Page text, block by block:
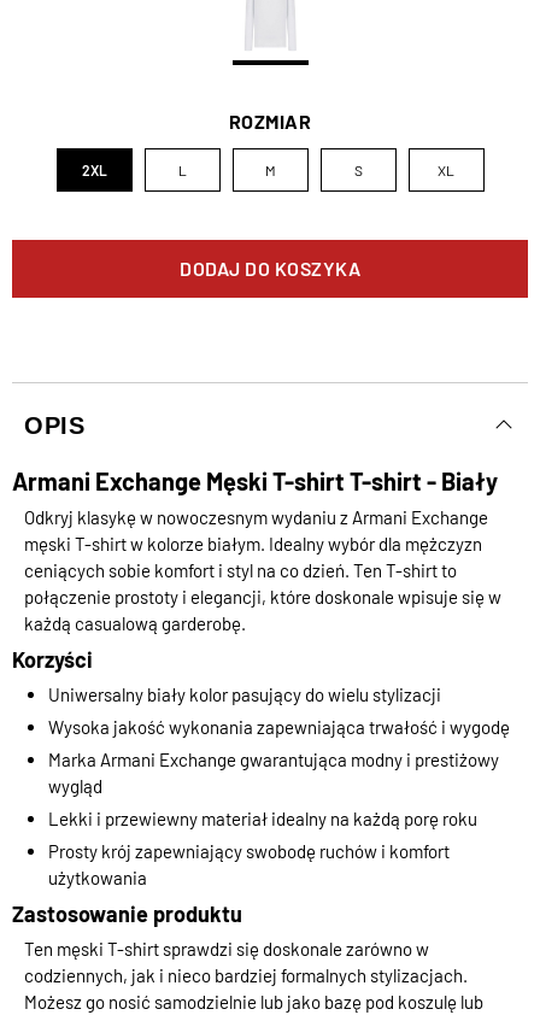
ROZMIAR
2XL L M S XL
DODAJ DO KOSZYKA
OPIS
Armani Exchange Męski T-shirt T-shirt - Biały
Odkryj klasykę w nowoczesnym wydaniu z Armani Exchange
męski T-shirt w kolorze białym. Idealny wybór dla mężczyzn
ceniących sobie komfort i styl na co dzień. Ten T-shirt to
połączenie prostoty i elegancji, które doskonale wpisuje się w
każdą casualową garderobę.
Korzyści
Uniwersalny biały kolor pasujący do wielu stylizacji
Wysoka jakość wykonania zapewniająca trwałość i wygodę
Marka Armani Exchange gwarantująca modny i prestiżowy
wygląd
Lekki i przewiewny materiał idealny na każdą porę roku
Prosty krój zapewniający swobodę ruchów i komfort
użytkowania
Zastosowanie produktu
Ten męski T-shirt sprawdzi się doskonale zarówno w
codziennych, jak i nieco bardziej formalnych stylizacjach.
Możesz go nosić samodzielnie lub jako bazę pod koszulę lub